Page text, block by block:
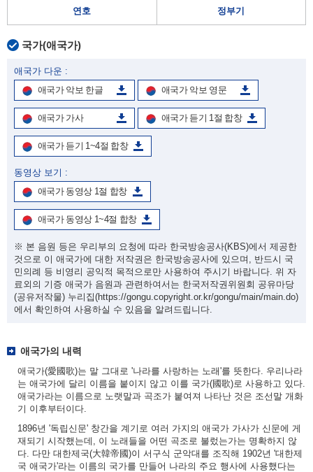
연호 정부기
국가(애국가)
애국가 다운 :
애국가 악보 한글
애국가 악보 영문
애국가 가사 애국가 듣기 1절 합창
애국가 듣기 1~4절 합창
동영상 보기 :
애국가 동영상 1절 합창
애국가 동영상 1~4절 합창
※ 본 음원 등은 우리부의 요청에 따라 한국방송공사(KBS)에서 제공한
것으로 이 애국가에 대한 저작권은 한국방송공사에 있으며, 반드시 국
민의례 등 비영리 공익적 목적으로만 사용하여 주시기 바랍니다. 위 자
료외의 기증 애국가 음원과 관련하여서는 한국저작권위원회 공유마당
(공유저작물) 누리집(https://gongu.copyright.or.kr/gongu/main/main.do)
에서 확인하여 사용하실 수 있음을 알려드립니다.
애국가의 내력
애국가(愛國歌)는 말 그대로 '나라를 사랑하는 노래'를 뜻한다. 우리나라
는 애국가에 달리 이름을 붙이지 않고 이를 국가(國歌)로 사용하고 있다.
애국가라는 이름으로 노랫말과 곡조가 붙여져 나타난 것은 조선말 개화
기 이후부터이다.
1896년 '독립신문' 창간을 계기로 여러 가지의 애국가 가사가 신문에 게
재되기 시작했는데, 이 노래들을 어떤 곡조로 불렀는가는 명확하지 않
다. 다만 대한제국(大韓帝國)이 서구식 군악대를 조직해 1902년 '대한제
국 애국가'라는 이름의 국가를 만들어 나라의 주요 행사에 사용했다는